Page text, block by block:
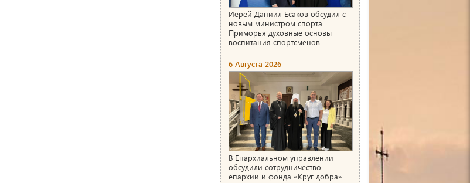
Иерей Даниил Есаков обсудил с
новым министром спорта
Приморья духовные основы
воспитания спортсменов
6 Августа 2026
В Епархиальном управлении
обсудили сотрудничество
епархии и фонда «Круг добра»